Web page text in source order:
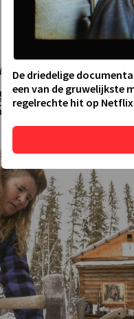
20:00 - 21:00
TOEVOEGEN AAN AGENDA
De driedelige
een van de gruwelijkste
regelrechte hit op